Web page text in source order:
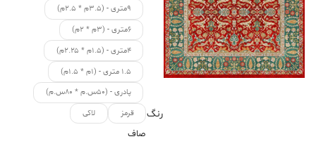
۹متری - (۳.۵م * ۲.۵م)
۶متری - (۳م * ۲م)
۴متری - (۱.۵م * ۲.۲۵م)
۱.۵ متری - (۱م * ۱.۵م)
پادری - (۵۰س.م * ۸۰س.م)
رنگ قرمز لاکی
صاف